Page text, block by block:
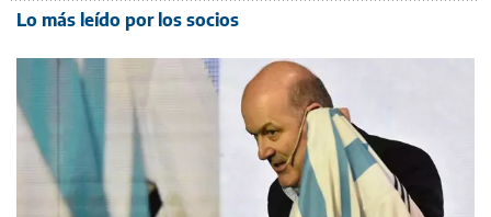
Lo más leído por los socios